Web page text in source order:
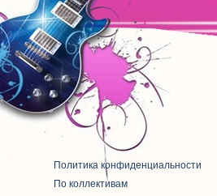
Политика конфиденциальности
По коллективам